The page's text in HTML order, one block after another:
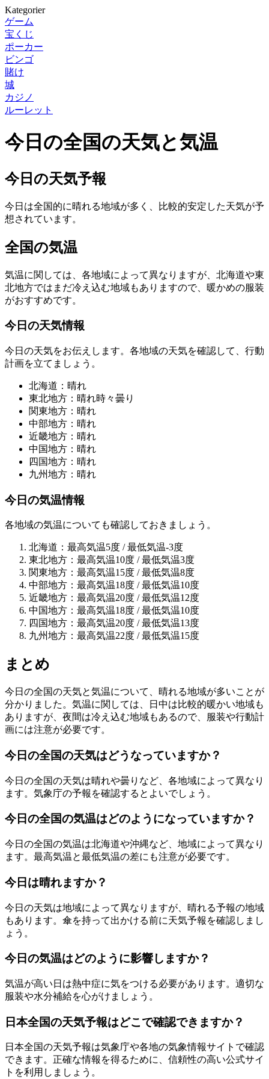
Kategorier
ゲーム
宝くじ
ポーカー
ビンゴ
賭け
城
カジノ
ルーレット
今日の全国の天気と気温
今日の天気予報
今日は全国的に晴れる地域が多く、比較的安定した天気が予
想されています。
全国の気温
気温に関しては、各地域によって異なりますが、北海道や東
北地方ではまだ冷え込む地域もありますので、暖かめの服装
がおすすめです。
今日の天気情報
今日の天気をお伝えします。各地域の天気を確認して、行動
計画を立てましょう。
北海道：晴れ
東北地方：晴れ時々曇り
関東地方：晴れ
中部地方：晴れ
近畿地方：晴れ
中国地方：晴れ
四国地方：晴れ
九州地方：晴れ
今日の気温情報
各地域の気温についても確認しておきましょう。
北海道：最高気温5度 / 最低気温-3度
東北地方：最高気温10度 / 最低気温3度
関東地方：最高気温15度 / 最低気温8度
中部地方：最高気温18度 / 最低気温10度
近畿地方：最高気温20度 / 最低気温12度
中国地方：最高気温18度 / 最低気温10度
四国地方：最高気温20度 / 最低気温13度
九州地方：最高気温22度 / 最低気温15度
まとめ
今日の全国の天気と気温について、晴れる地域が多いことが
分かりました。気温に関しては、日中は比較的暖かい地域も
ありますが、夜間は冷え込む地域もあるので、服装や行動計
画には注意が必要です。
今日の全国の天気はどうなっていますか？
今日の全国の天気は晴れや曇りなど、各地域によって異なり
ます。気象庁の予報を確認するとよいでしょう。
今日の全国の気温はどのようになっていますか？
今日の全国の気温は北海道や沖縄など、地域によって異なり
ます。最高気温と最低気温の差にも注意が必要です。
今日は晴れますか？
今日の天気は地域によって異なりますが、晴れる予報の地域
もあります。傘を持って出かける前に天気予報を確認しまし
ょう。
今日の気温はどのように影響しますか？
気温が高い日は熱中症に気をつける必要があります。適切な
服装や水分補給を心がけましょう。
日本全国の天気予報はどこで確認できますか？
日本全国の天気予報は気象庁や各地の気象情報サイトで確認
できます。正確な情報を得るために、信頼性の高い公式サイ
トを利用しましょう。